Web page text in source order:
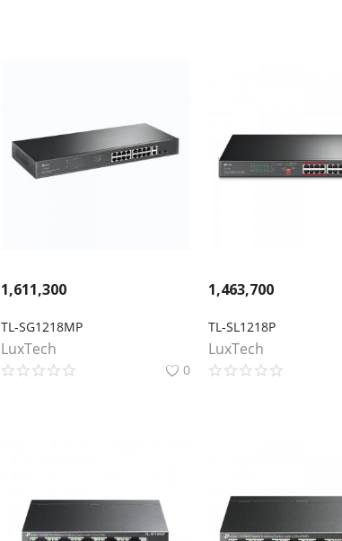
1,611,300
TL-SG1218MP
LuxTech
0
1,463,700
TL-SL1218P
LuxTech